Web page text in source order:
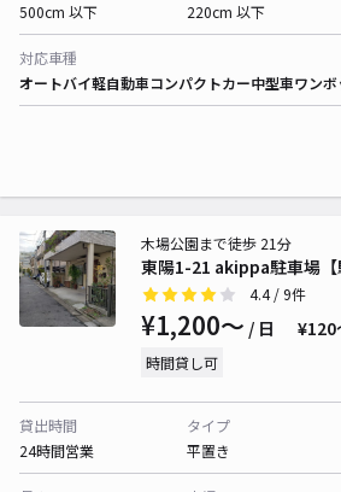
500cm 以下
220cm 以下
対応車種
オートバイ軽自動車コンパクトカー中型車ワンボ
東陽1-21 akippa駐車場【
木場公園まで徒歩 21分
4.4/ 9件
¥1,200〜 / 日 ¥120
時間貸し可
貸出時間
24時間営業
タイプ
平置き